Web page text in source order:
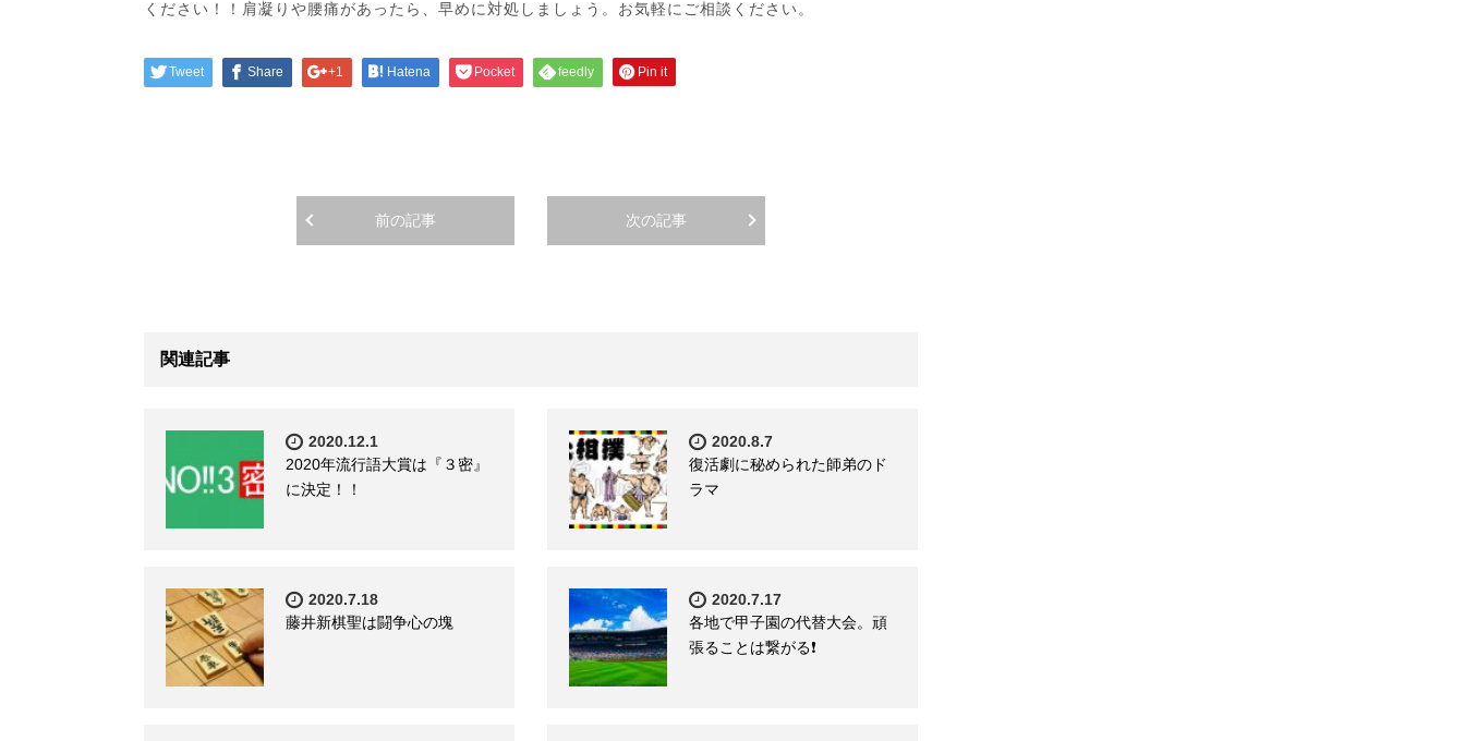
ください！！肩凝りや腰痛があったら、早めに対処しましょう。お気軽にご相談ください。
Tweet Share +1 Hatena Pocket feedly Pin it
前の記事 次の記事
関連記事
2020.12.1
2020年流行語大賞は『３密』
に決定！！
2020.8.7
復活劇に秘められた師弟のド
ラマ
2020.7.18
藤井新棋聖は闘争心の塊
2020.7.17
各地で甲子園の代替大会。頑
張ることは繋がる❗️